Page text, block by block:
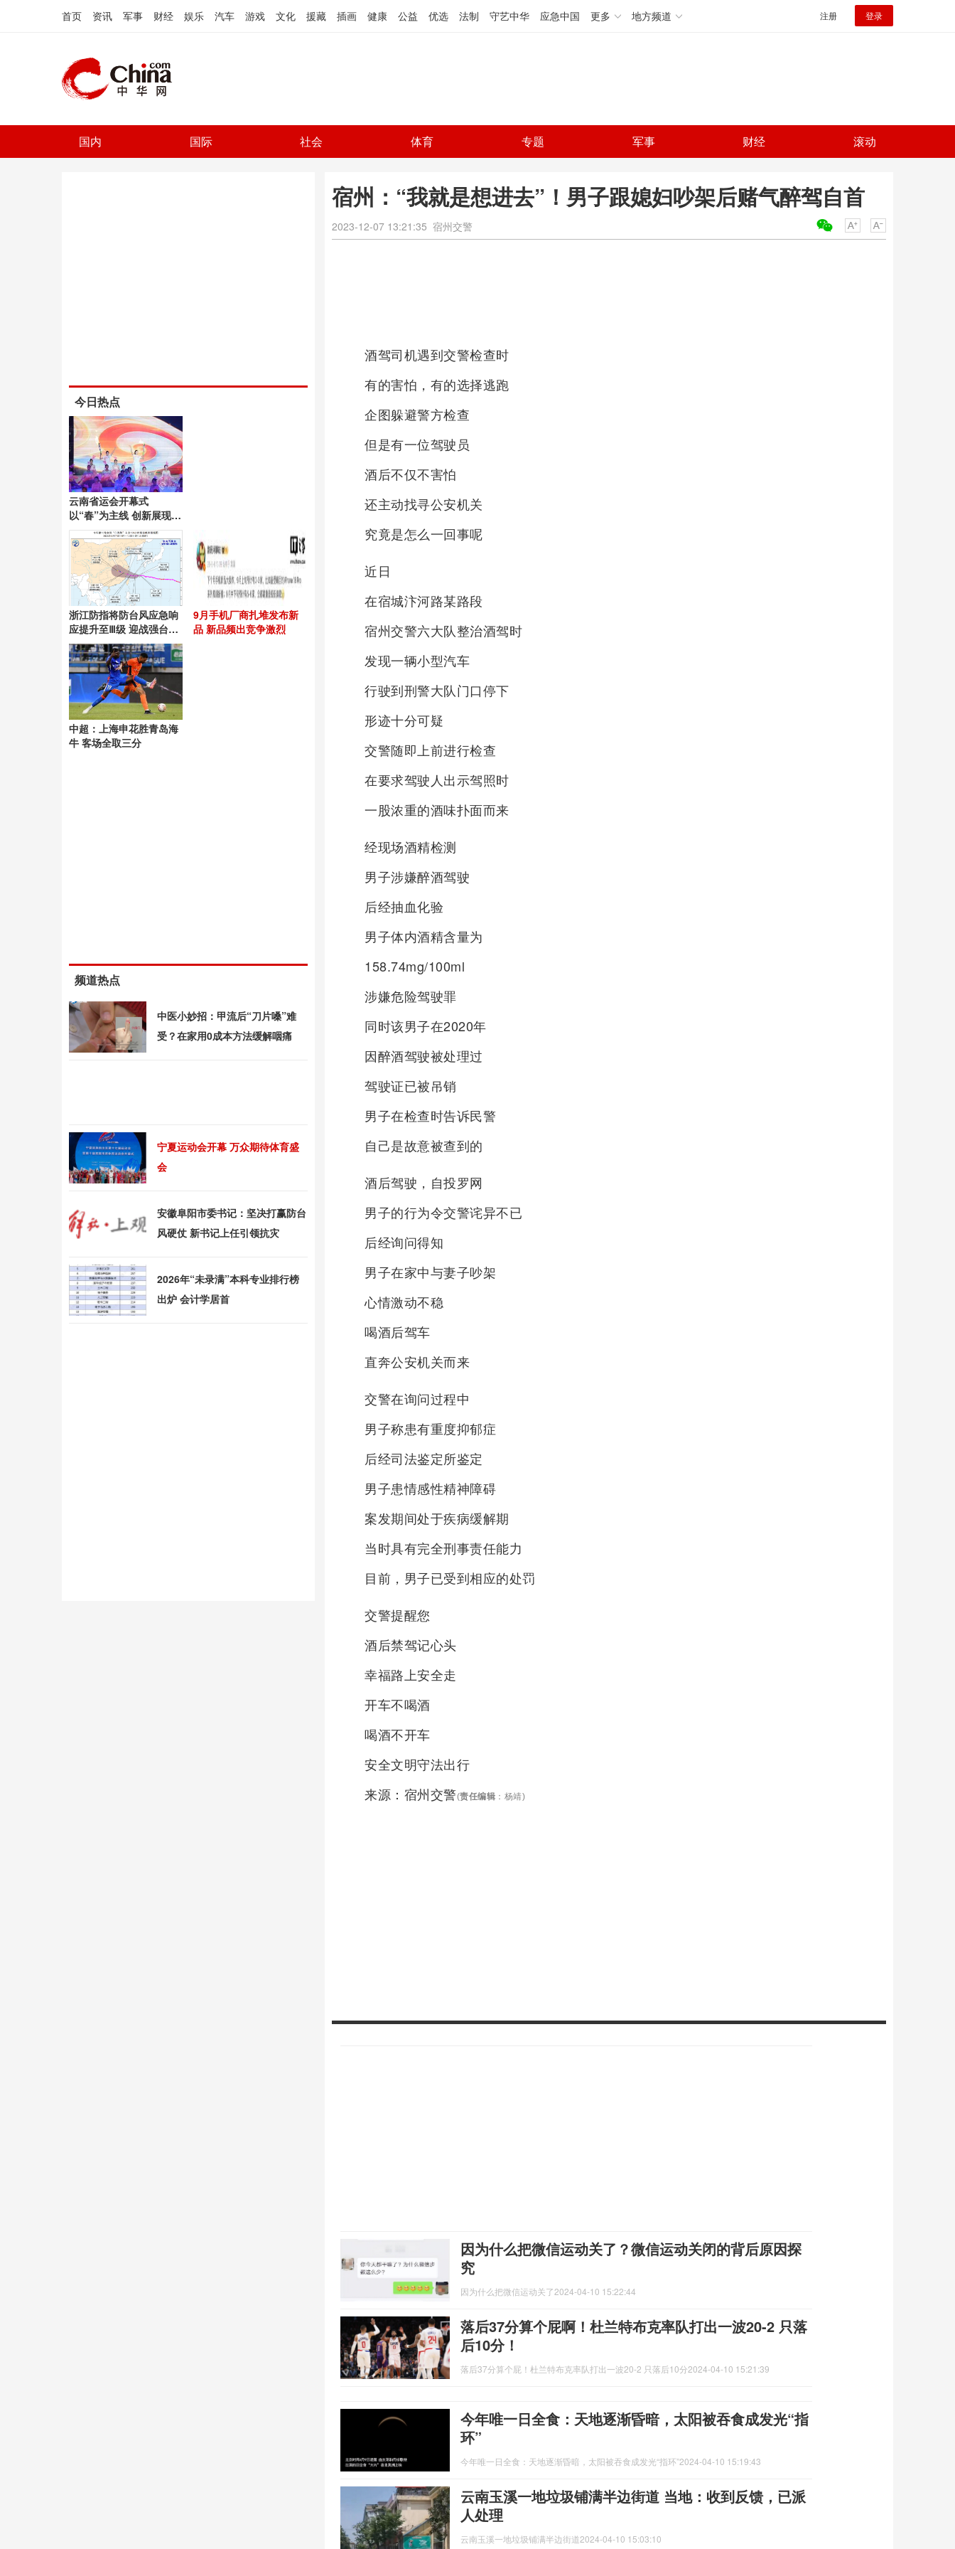
首页 资讯 军事 财经 娱乐 汽车 游戏 文化 援藏 插画 健康 公益 优选 法制 守艺中华 应急中国 更多 地方频道 注册 登录
国内 国际 社会 体育 专题 军事 财经 滚动
宿州：“我就是想进去”！男子跟媳妇吵架后赌气醉驾自首
2023-12-07 13:21:35 宿州交警
酒驾司机遇到交警检查时
有的害怕，有的选择逃跑
企图躲避警方检查
但是有一位驾驶员
酒后不仅不害怕
还主动找寻公安机关
究竟是怎么一回事呢
近日
在宿城汴河路某路段
宿州交警六大队整治酒驾时
发现一辆小型汽车
行驶到刑警大队门口停下
形迹十分可疑
交警随即上前进行检查
在要求驾驶人出示驾照时
一股浓重的酒味扑面而来
经现场酒精检测
男子涉嫌醉酒驾驶
后经抽血化验
男子体内酒精含量为
158.74mg/100ml
涉嫌危险驾驶罪
同时该男子在2020年
因醉酒驾驶被处理过
驾驶证已被吊销
男子在检查时告诉民警
自己是故意被查到的
酒后驾驶，自投罗网
男子的行为令交警诧异不已
后经询问得知
男子在家中与妻子吵架
心情激动不稳
喝酒后驾车
直奔公安机关而来
交警在询问过程中
男子称患有重度抑郁症
后经司法鉴定所鉴定
男子患情感性精神障碍
案发期间处于疾病缓解期
当时具有完全刑事责任能力
目前，男子已受到相应的处罚
交警提醒您
酒后禁驾记心头
幸福路上安全走
开车不喝酒
喝酒不开车
安全文明守法出行
来源：宿州交警(责任编辑 ：杨靖)
因为什么把微信运动关了？微信运动关闭的背后原因探
究
因为什么把微信运动关了2024-04-10 15:22:44
落后37分算个屁啊！杜兰特布克率队打出一波20-2 只落
后10分！
落后37分算个屁！杜兰特布克率队打出一波20-2 只落后10分2024-04-10 15:21:39
今年唯一日全食：天地逐渐昏暗，太阳被吞食成发光“指
环”
今年唯一日全食：天地逐渐昏暗，太阳被吞食成发光“指环”2024-04-10 15:19:43
云南玉溪一地垃圾铺满半边街道 当地：收到反馈，已派
人处理
云南玉溪一地垃圾铺满半边街道2024-04-10 15:03:10
今日热点
云南省运会开幕式
以“春”为主线 创新展现昆
明风采
浙江防指将防台风应急响
应提升至Ⅲ级 迎战强台
风“白海豚”
9月手机厂商扎堆发布新
品 新品频出竞争激烈
中超：上海申花胜青岛海
牛 客场全取三分
频道热点
中医小妙招：甲流后“刀片嗓”难
受？在家用0成本方法缓解咽痛
宁夏运动会开幕 万众期待体育盛
会
安徽阜阳市委书记：坚决打赢防台
风硬仗 新书记上任引领抗灾
2026年“未录满”本科专业排行榜
出炉 会计学居首